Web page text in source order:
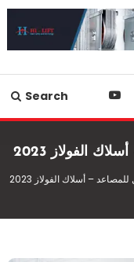
Search
الفولاز 2023
– أسلاك الفولاز 2023